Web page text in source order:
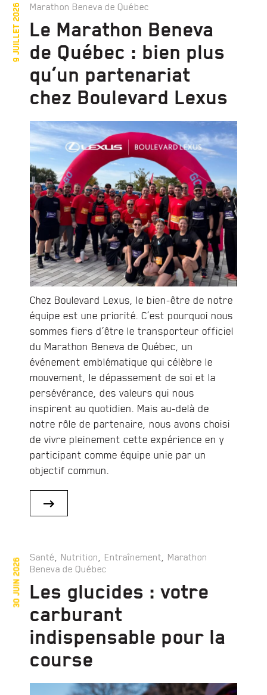
9 juillet 2026 Marathon Beneva de Québec
Le Marathon Beneva
de Québec : bien plus
qu’un partenariat
chez Boulevard Lexus
Chez Boulevard Lexus, le bien-être de notre
équipe est une priorité. C’est pourquoi nous
sommes fiers d’être le transporteur officiel
du Marathon Beneva de Québec, un
événement emblématique qui célèbre le
mouvement, le dépassement de soi et la
persévérance, des valeurs qui nous
inspirent au quotidien. Mais au-delà de
notre rôle de partenaire, nous avons choisi
de vivre pleinement cette expérience en y
participant comme équipe unie par un
objectif commun.
30 juin 2026
Santé Nutrition Entraînement
Marathon
Beneva de Québec
Les glucides : votre
carburant
indispensable pour la
course